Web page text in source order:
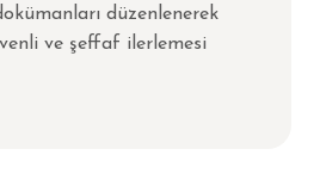
düzenlenerek
ve şeffaf ilerlemesi